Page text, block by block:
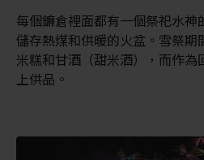
每個鐮倉裡面都有一個祭祀水
儲存熱煤和供暖的火盆。雪祭期
米糕和甘酒（甜米酒），而作
上供品。